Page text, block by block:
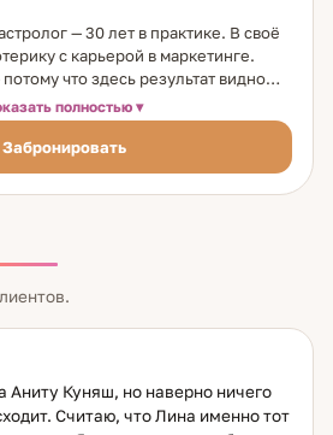
— 30 лет в практике. В своё
с карьерой в маркетинге.
что здесь результат видно
На каждый вопрос я работаю
каждый инструмент показывает
ситуация и скрытые процессы.
природа человека и
Руны — структурный анализ
любовь и отношения — что
и бизнес — перспективы,
выборы и ситуации;
защита и состояние;
дар. Если вы один из таких и
этом — это тоже можно обсудить на
полностью
Забронировать
Аниту Куняш, но наверно ничего
Считаю, что Лина именно тот